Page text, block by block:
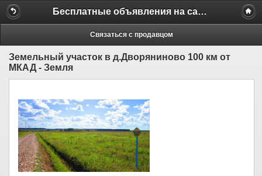
Бесплатные объявления на сайте MILAMO.ru
Связаться с продавцом
Земельный участок в д.Дворяниново 100 км от
МКАД - Земля